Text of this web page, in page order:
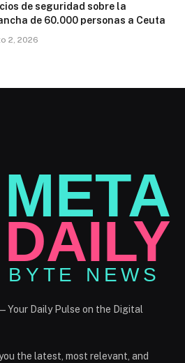
de seguridad sobre la
de 60.000 personas a Ceuta
2, 2026
Your Daily Pulse on the Digital
the latest, most relevant, and